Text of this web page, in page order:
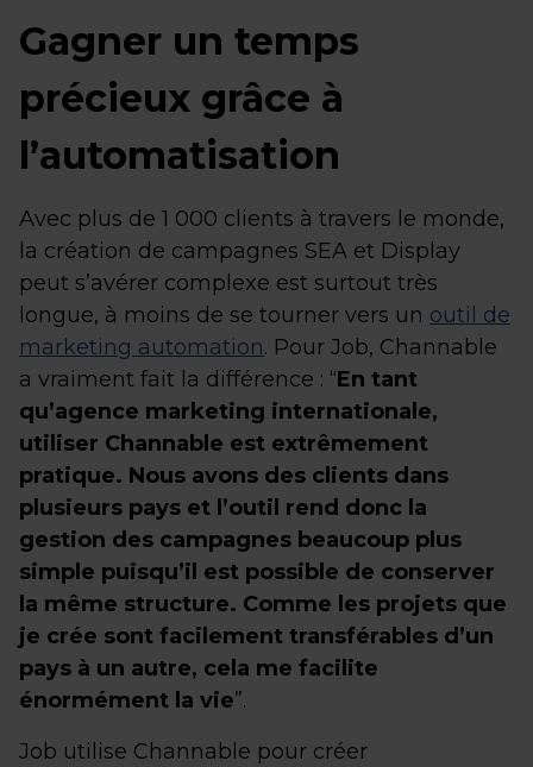
Gagner un temps
précieux grâce à
l’automatisation
Avec plus de 1 000 clients à travers le monde,
la création de campagnes SEA et Display
peut s’avérer complexe est surtout très
longue, à moins de se tourner vers un outil de
marketing automation. Pour Job, Channable
a vraiment fait la différence : “En tant
qu’agence marketing internationale,
utiliser Channable est extrêmement
pratique. Nous avons des clients dans
plusieurs pays et l’outil rend donc la
gestion des campagnes beaucoup plus
simple puisqu’il est possible de conserver
la même structure. Comme les projets que
je crée sont facilement transférables d’un
pays à un autre, cela me facilite
énormément la vie”.
Job utilise Channable pour créer